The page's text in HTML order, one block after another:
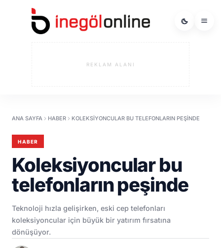
REKLAM ALANI
ANA SAYFA HABER KOLEKSIYONCULAR BU TELEFONLARIN PEŞINDE
HABER
Koleksiyoncular bu
telefonların peşinde
​Teknoloji hızla gelişirken, eski cep telefonları
koleksiyoncular için büyük bir yatırım fırsatına
dönüşüyor.